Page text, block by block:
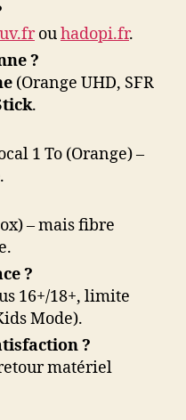
ouhadopi.fr.
?
(Orange UHD, SFR
.
1 To (Orange) –
.
– mais fibre
?
16+/18+, limite
Mode).
?
matériel